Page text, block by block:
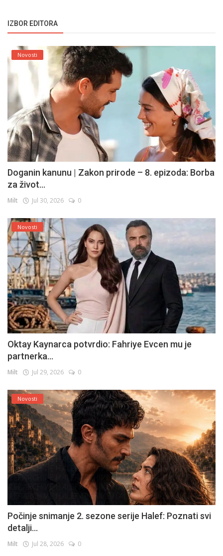
IZBOR EDITORA
Novosti
Doganin kanunu | Zakon prirode – 8. epizoda: Borba
za život...
Milt Jul 30, 2026 0
Novosti
Oktay Kaynarca potvrdio: Fahriye Evcen mu je
partnerka...
Milt Jul 29, 2026 0
Novosti
Počinje snimanje 2. sezone serije Halef: Poznati svi
detalji...
Milt Jul 28, 2026 0